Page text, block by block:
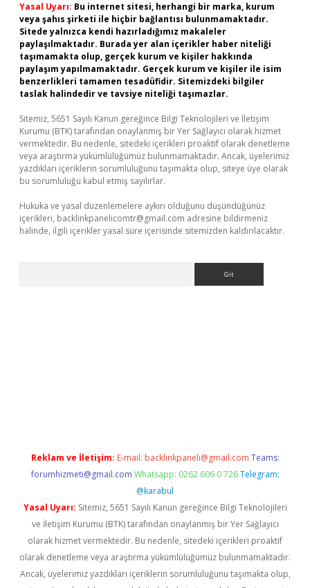
Yasal Uyarı: Bu internet sitesi, herhangi bir marka, kurum
veya şahıs şirketi ile hiçbir bağlantısı bulunmamaktadır.
Sitede yalnızca kendi hazırladığımız makaleler
paylaşılmaktadır. Burada yer alan içerikler haber niteliği
taşımamakta olup, gerçek kurum ve kişiler hakkında
paylaşım yapılmamaktadır. Gerçek kurum ve kişiler ile isim
benzerlikleri tamamen tesadüfidir. Sitemizdeki bilgiler
taslak halindedir ve tavsiye niteliği taşımazlar.
Sitemiz, 5651 Sayılı Kanun gereğince Bilgi Teknolojileri ve İletişim
Kurumu (BTK) tarafından onaylanmış bir Yer Sağlayıcı olarak hizmet
vermektedir. Bu nedenle, sitedeki içerikleri proaktif olarak denetleme
veya araştırma yükümlülüğümüz bulunmamaktadır. Ancak, üyelerimiz
yazdıkları içeriklerin sorumluluğunu taşımakta olup, siteye üye olarak
bu sorumluluğu kabul etmiş sayılırlar.
Hukuka ve yasal düzenlemelere aykırı olduğunu düşündüğünüz
içerikleri, backlinkpanelicomtr@gmail.com adresine bildirmeniz
halinde, ilgili içerikler yasal süre içerisinde sitemizden kaldırılacaktır.
Reklam ve İletişim: E-mail: backlinkpaneli@gmail.com Teams:
forumhizmeti@gmail.com Whatsapp: 0262 606 0 726 Telegram:
@karabul
Yasal Uyarı: Sitemiz, 5651 Sayılı Kanun gereğince Bilgi Teknolojileri
ve İletişim Kurumu (BTK) tarafından onaylanmış bir Yer Sağlayıcı
olarak hizmet vermektedir. Bu nedenle, sitedeki içerikleri proaktif
olarak denetleme veya araştırma yükümlülüğümüz bulunmamaktadır.
Ancak, üyelerimiz yazdıkları içeriklerin sorumluluğunu taşımakta olup,